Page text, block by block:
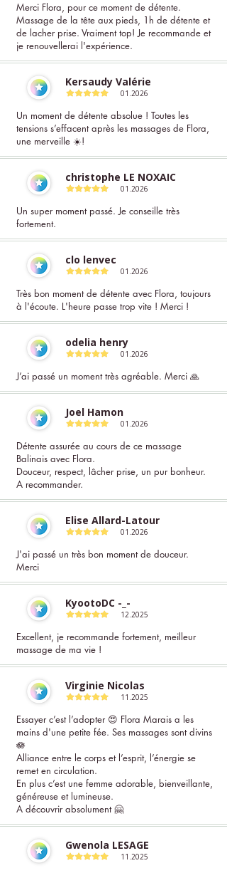
Merci Flora, pour ce moment de détente.
Massage de la tête aux pieds, 1h de détente et
de lacher prise. Vraiment top! Je recommande et
je renouvellerai l'expérience.
Kersaudy Valérie
01.2026
Un moment de détente absolue ! Toutes les
tensions s’effacent après les massages de Flora,
une merveille ☀️!
christophe LE NOXAIC
01.2026
Un super moment passé. Je conseille très
fortement.
clo lenvec
01.2026
Très bon moment de détente avec Flora, toujours
à l'écoute. L'heure passe trop vite ! Merci !
odelia henry
01.2026
J’ai passé un moment très agréable. Merci 🙏
Joel Hamon
01.2026
Détente assurée au cours de ce massage
Balinais avec Flora.
Douceur, respect, lâcher prise, un pur bonheur.
A recommander.
Elise Allard-Latour
01.2026
J'ai passé un très bon moment de douceur.
Merci
KyootoDC -_-
12.2025
Excellent, je recommande fortement, meilleur
massage de ma vie !
Virginie Nicolas
11.2025
Essayer c’est l’adopter 😍 Flora Marais a les
mains d'une petite fée. Ses massages sont divins
🪷
Alliance entre le corps et l’esprit, l’énergie se
remet en circulation.
En plus c’est une femme adorable, bienveillante,
généreuse et lumineuse.
A découvrir absolument 🤗
Gwenola LESAGE
11.2025